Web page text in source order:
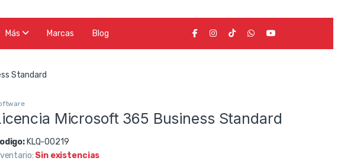
Más Marcas Blog
Standard
Microsoft 365 Business Standard
KLQ-00219
Sin existencias